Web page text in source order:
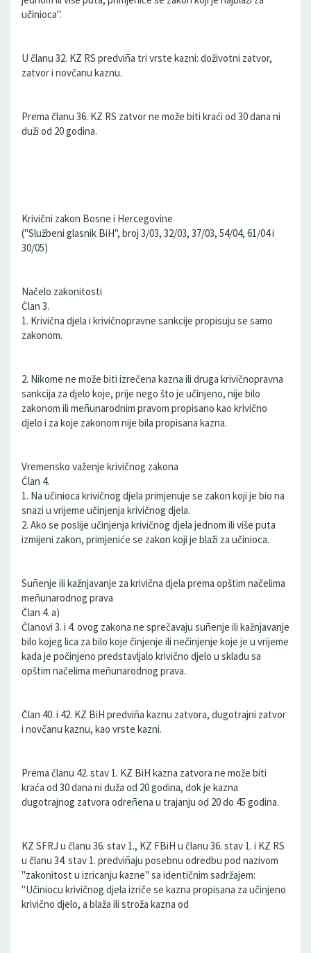
učinioca''.
U članu 32. KZ RS predviña tri vrste kazni: doživotni zatvor,
zatvor i novčanu kaznu.
Prema članu 36. KZ RS zatvor ne može biti kraći od 30 dana ni
duži od 20 godina.
Krivični zakon Bosne i Hercegovine
(''Službeni glasnik BiH'', broj 3/03, 32/03, 37/03, 54/04, 61/04 i
30/05)
Načelo zakonitosti
Član 3.
1. Krivična djela i krivičnopravne sankcije propisuju se samo
zakonom.
2. Nikome ne može biti izrečena kazna ili druga krivičnopravna
sankcija za djelo koje, prije nego što je učinjeno, nije bilo
zakonom ili meñunarodnim pravom propisano kao krivično
djelo i za koje zakonom nije bila propisana kazna.
Vremensko važenje krivičnog zakona
Član 4.
1. Na učinioca krivičnog djela primjenuje se zakon koji je bio na
snazi u vrijeme učinjenja krivičnog djela.
2. Ako se poslije učinjenja krivičnog djela jednom ili više puta
izmijeni zakon, primjeniće se zakon koji je blaži za učinioca.
Suñenje ili kažnjavanje za krivična djela prema opštim načelima
meñunarodnog prava
Član 4. a)
Članovi 3. i 4. ovog zakona ne sprečavaju suñenje ili kažnjavanje
bilo kojeg lica za bilo koje činjenje ili nečinjenje koje je u vrijeme
kada je počinjeno predstavljalo krivično djelo u skladu sa
opštim načelima meñunarodnog prava.
Član 40. i 42. KZ BiH predviña kaznu zatvora, dugotrajni zatvor
i novčanu kaznu, kao vrste kazni.
Prema članu 42. stav 1. KZ BiH kazna zatvora ne može biti
kraća od 30 dana ni duža od 20 godina, dok je kazna
dugotrajnog zatvora odreñena u trajanju od 20 do 45 godina.
KZ SFRJ u članu 36. stav 1., KZ FBiH u članu 36. stav 1. i KZ RS
u članu 34. stav 1. predviñaju posebnu odredbu pod nazivom
''zakonitost u izricanju kazne'' sa identičnim sadržajem:
''Učiniocu krivičnog djela izriče se kazna propisana za učinjeno
krivično djelo, a blaža ili stroža kazna od